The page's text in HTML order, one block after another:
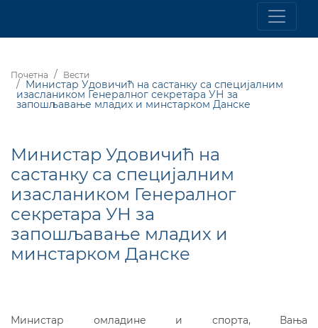
Почетна Вести
Министар Удовичић на састанку са специјалним
изаслаником Генералног секретара УН за
запошљавање младих и минстарком Данске
Министар Удовичић на
састанку са специјалним
изаслаником Генералног
секретара УН за
запошљавање младих и
минстарком Данске
Министар омладине и спорта, Вања